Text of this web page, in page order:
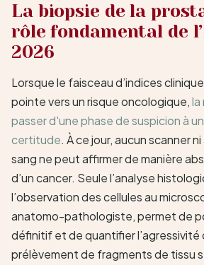
La biopsie de la
rôle fondamental de
2026
Lorsque le faisceau d’indices
pointe vers un risque oncologique,la
passer d'une phase de suspicion à
certitude. À ce jour, aucun scanner
sang ne peut affirmer de manière
d’un cancer. Seule l’analyse
l’observation des cellules au
anatomo-pathologiste, permet de
définitif et de quantifier l’agressivité
prélèvement de fragments de tissu